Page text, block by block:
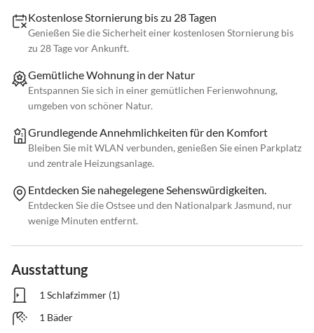
Kostenlose Stornierung bis zu 28 Tagen
Genießen Sie die Sicherheit einer kostenlosen Stornierung bis
zu 28 Tage vor Ankunft.
Gemütliche Wohnung in der Natur
Entspannen Sie sich in einer gemütlichen Ferienwohnung,
umgeben von schöner Natur.
Grundlegende Annehmlichkeiten für den Komfort
Bleiben Sie mit WLAN verbunden, genießen Sie einen Parkplatz
und zentrale Heizungsanlage.
Entdecken Sie nahegelegene Sehenswürdigkeiten.
Entdecken Sie die Ostsee und den Nationalpark Jasmund, nur
wenige Minuten entfernt.
Ausstattung
1 Schlafzimmer (1)
1 Bäder